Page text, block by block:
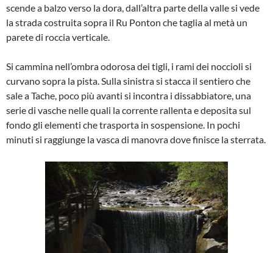
scende a balzo verso la dora, dall’altra parte della valle si vede
la strada costruita sopra il Ru Ponton che taglia al metà un
parete di roccia verticale.
Si cammina nell’ombra odorosa dei tigli, i rami dei noccioli si
curvano sopra la pista. Sulla sinistra si stacca il sentiero che
sale a Tache, poco più avanti si incontra i dissabbiatore, una
serie di vasche nelle quali la corrente rallenta e deposita sul
fondo gli elementi che trasporta in sospensione. In pochi
minuti si raggiunge la vasca di manovra dove finisce la sterrata.